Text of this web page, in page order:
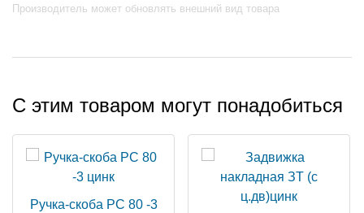
Производитель может обновлять внешний вид товара
С этим товаром могут понадобиться
Ручка-скоба РС 80 -3